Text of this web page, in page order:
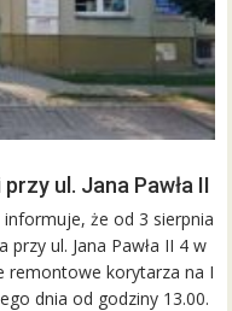
ul. Jana Pawła II
że od 3 sierpnia
ul. Jana Pawła II 4 w
remontowe korytarza na I
dnia od godziny 13.00.